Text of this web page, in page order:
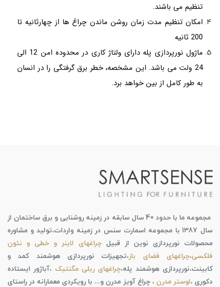
تنظیم می باشند.
امکان تنظیم مدت زمان روشن ماندن چراغ ها از چهارثانیه تا
200 ثانیه
ماژول نورپردازی پله دارای ولتاژ کاری در محدوده امن 12 الی
24 ولت می باشد. این مشخصه، خطر برق گرفتگی را در انسان
به طور کامل از بین خواهد برد.
مجموعه ما با حدود 40 سال سابقه در زمینه روشنایی و برق ساختمان از
سال 1387 با مجموعه اسمارت سنس در زمینه واردات،تولید و مشاوره
محصولات نورپردازی نوین از قبیلچراغهای لاینر و خطی و نئون
فلکسی،چراغهای فضای باز،تجهیزات نورپردازی هوشمند کمد و
کابینت،نورپردازی هوشمند پله،چراغهای ریلی مگنتیک ،آباژور ایستاده
دکوری ،لوستر مدرن ، چراغ آویز مدرن و... با رویکردی معمارانه در راستای